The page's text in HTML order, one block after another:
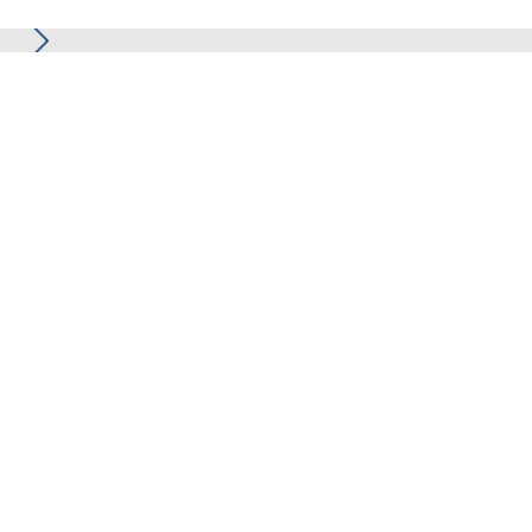
limiter les obligations qui ne peuvent, en fonction des lois
applicables, être exclues ou limitées.